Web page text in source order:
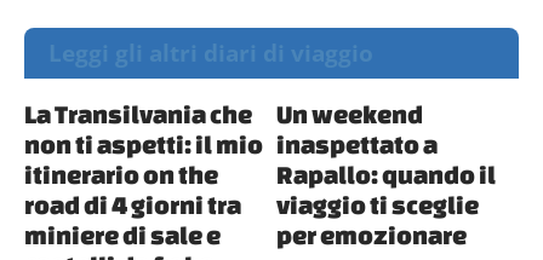
Leggi gli altri diari di viaggio
La Transilvania che
non ti aspetti: il mio
itinerario on the
road di 4 giorni tra
miniere di sale e
Un weekend
inaspettato a
Rapallo: quando il
viaggio ti sceglie
per emozionare